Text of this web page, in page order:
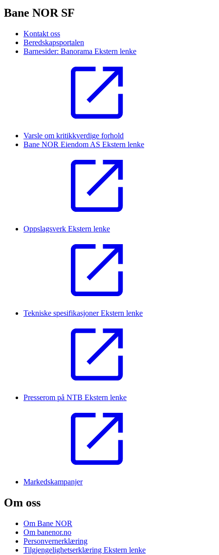
Bane NOR SF
Kontakt oss
Beredskapsportalen
Barnesider: Banorama Ekstern lenke
Varsle om kritikkverdige forhold
Bane NOR Eiendom AS Ekstern lenke
Oppslagsverk Ekstern lenke
Tekniske spesifikasjonerEkstern lenke
Presserom på NTB Ekstern lenke
Markedskampanjer
Om oss
Om Bane NOR
Om banenor.no
Personvernerklæring
Tilgjengelighetserklæring Ekstern lenke